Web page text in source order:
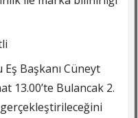
Başkanı Cüneyt
13.00’te Bulancak 2.